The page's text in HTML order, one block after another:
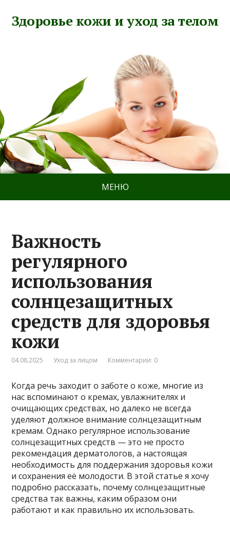
Здоровье кожи и уход за телом
МЕНЮ
Важность
регулярного
использования
солнцезащитных
средств для здоровья
кожи
04.08.2025 Уход за лицом Комментарии: 0
Когда речь заходит о заботе о коже, многие из
нас вспоминают о кремах, увлажнителях и
очищающих средствах, но далеко не всегда
уделяют должное внимание солнцезащитным
кремам. Однако регулярное использование
солнцезащитных средств — это не просто
рекомендация дерматологов, а настоящая
необходимость для поддержания здоровья кожи
и сохранения её молодости. В этой статье я хочу
подробно рассказать, почему солнцезащитные
средства так важны, каким образом они
работают и как правильно их использовать.